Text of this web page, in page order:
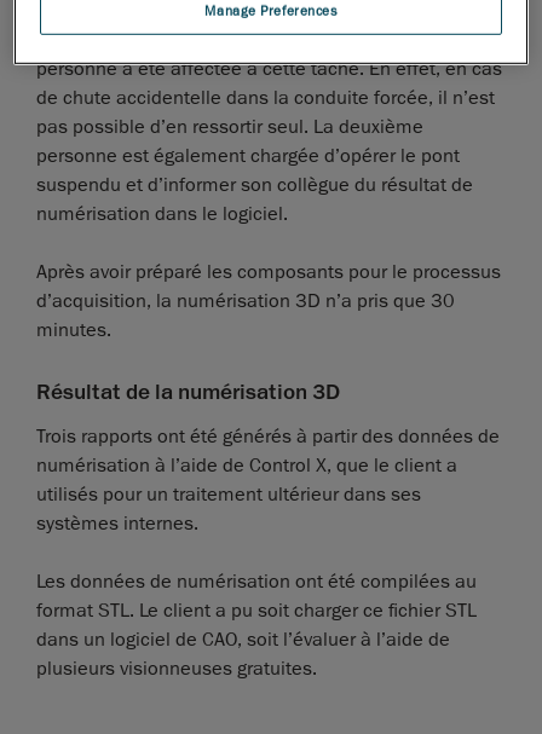
En outre, pour des raisons de sécurité, une deuxième
personne a été affectée à cette tâche. En effet, en cas
de chute accidentelle dans la conduite forcée, il n’est
pas possible d’en ressortir seul. La deuxième
personne est également chargée d’opérer le pont
suspendu et d’informer son collègue du résultat de
numérisation dans le logiciel.
Après avoir préparé les composants pour le processus
d’acquisition, la numérisation 3D n’a pris que 30
minutes.
Résultat de la numérisation 3D
Trois rapports ont été générés à partir des données de
numérisation à l’aide de Control X, que le client a
utilisés pour un traitement ultérieur dans ses
systèmes internes.
Les données de numérisation ont été compilées au
format STL. Le client a pu soit charger ce fichier STL
dans un logiciel de CAO, soit l’évaluer à l’aide de
plusieurs visionneuses gratuites.
Manage Preferences